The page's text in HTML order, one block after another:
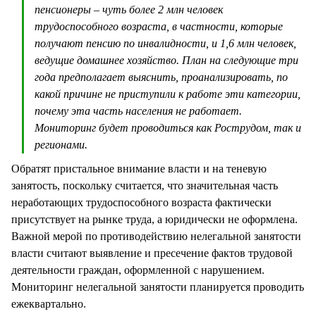
пенсионеры – чуть более 2 млн человек
трудоспособного возраста, в частности, которые
получают пенсию по инвалидности, и 1,6 млн человек,
ведущие домашнее хозяйство. План на следующие три
года предполагает выяснить, проанализировать, по
какой причине не приступили к работе эти категории,
почему эта часть населения не работает.
Мониторинг будет проводиться как Рострудом, так и
регионами.
Обратят пристальное внимание власти и на теневую
занятость, поскольку считается, что значительная часть
неработающих трудоспособного возраста фактически
присутствует на рынке труда, а юридически не оформлена.
Важной мерой по противодействию нелегальной занятости
власти считают выявление и пресечение фактов трудовой
деятельности граждан, оформленной с нарушением.
Мониторинг нелегальной занятости планируется проводить
ежеквартально.